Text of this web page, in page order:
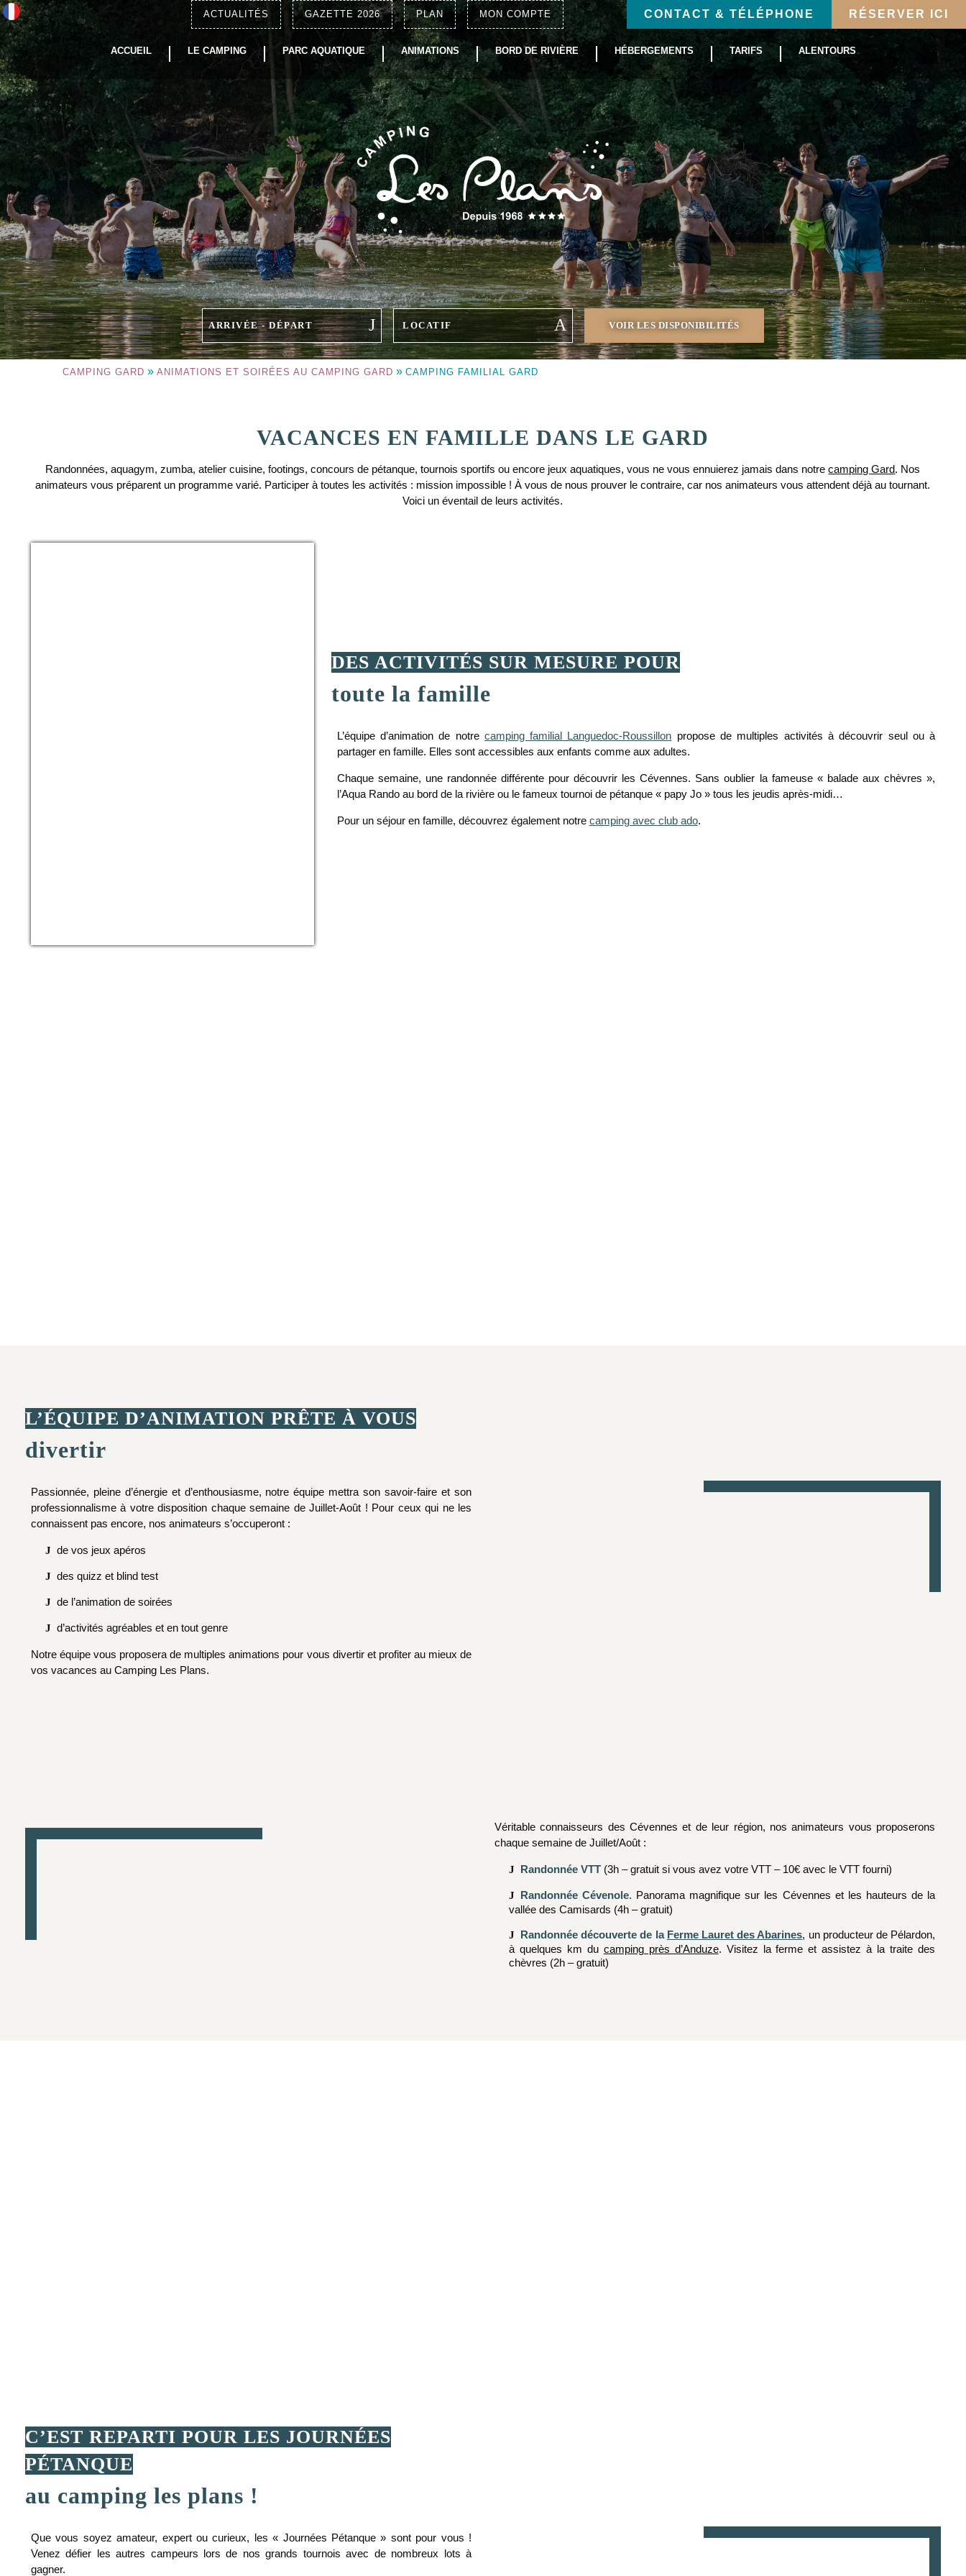
ACTUALITÉS GAZETTE 2026 PLAN MON COMPTE CONTACT & TÉLÉPHONE RÉSERVER ICI
ACCUEIL LE CAMPING PARC AQUATIQUE ANIMATIONS BORD DE RIVIÈRE HÉBERGEMENTS TARIFS ALENTOURS
ARRIVÉE - DÉPART
CAMPING GARD » ANIMATIONS ET SOIRÉES AU CAMPING GARD » CAMPING FAMILIAL GARD
VACANCES EN FAMILLE DANS LE GARD
Randonnées, aquagym, zumba, atelier cuisine, footings, concours de pétanque, tournois sportifs ou encore jeux aquatiques, vous ne vous ennuierez jamais dans notrecamping Gard. Nos
animateurs vous préparent un programme varié. Participer à toutes les activités : mission impossible ! À vous de nous prouver le contraire, car nos animateurs vous attendent déjà au tournant.
Voici un éventail de leurs activités.
DES ACTIVITÉS SUR MESURE POUR
toute la famille
L’équipe d’animation de notre camping familial Languedoc-Roussillon propose de multiples activités à découvrir seul ou à
partager en famille. Elles sont accessibles aux enfants comme aux adultes.
Chaque semaine, une randonnée différente pour découvrir les Cévennes. Sans oublier la fameuse « balade aux chèvres »,
l’Aqua Rando au bord de la rivière ou le fameux tournoi de pétanque « papy Jo » tous les jeudis après-midi…
Pour un séjour en famille, découvrez également notre camping avec club ado.
L’ÉQUIPE D’ANIMATION PRÊTE À VOUS
divertir
Passionnée, pleine d’énergie et d’enthousiasme, notre équipe mettra son savoir-faire et son
professionnalisme à votre disposition chaque semaine de Juillet-Août ! Pour ceux qui ne les
connaissent pas encore, nos animateurs s’occuperont :
de vos jeux apéros
des quizz et blind test
de l’animation de soirées
d’activités agréables et en tout genre
Notre équipe vous proposera de multiples animations pour vous divertir et profiter au mieux de
vos vacances au Camping Les Plans.
Véritable connaisseurs des Cévennes et de leur région, nos animateurs vous proposerons
chaque semaine de Juillet/Août :
Randonnée VTT(3h – gratuit si vous avez votre VTT – 10€ avec le VTT fourni)
Randonnée Cévenole. Panorama magnifique sur les Cévennes et les hauteurs de la
vallée des Camisards (4h – gratuit)
Randonnée découverte de la Ferme Lauret des Abarines, un producteur de Pélardon,
à quelques km du camping près d’Anduze. Visitez la ferme et assistez à la traite des
chèvres (2h – gratuit)
C’EST REPARTI POUR LES JOURNÉES
PÉTANQUE
au camping les plans !
Que vous soyez amateur, expert ou curieux, les « Journées Pétanque » sont pour vous !
Venez défier les autres campeurs lors de nos grands tournois avec de nombreux lots à
gagner.